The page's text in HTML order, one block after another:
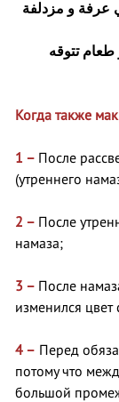
عرفة و مزدلفة
تتوقه
Когда также
1 – После
(утреннего
2 – После
намаза;
3 – После
изменился цвет
4 – Перед
потому что
большой